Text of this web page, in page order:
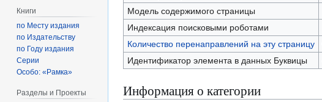
Модель содержимого страницы
Индексация поисковыми роботами
Количество перенаправлений на эту страницу
Идентификатор элемента в данных Буквицы
Информация о категории
Книги
по Месту издания
по Издательству
по Году издания
Серии
Особо: «Рамка»
Разделы и Проекты